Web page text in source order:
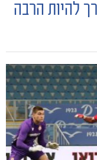
להיות הרבה